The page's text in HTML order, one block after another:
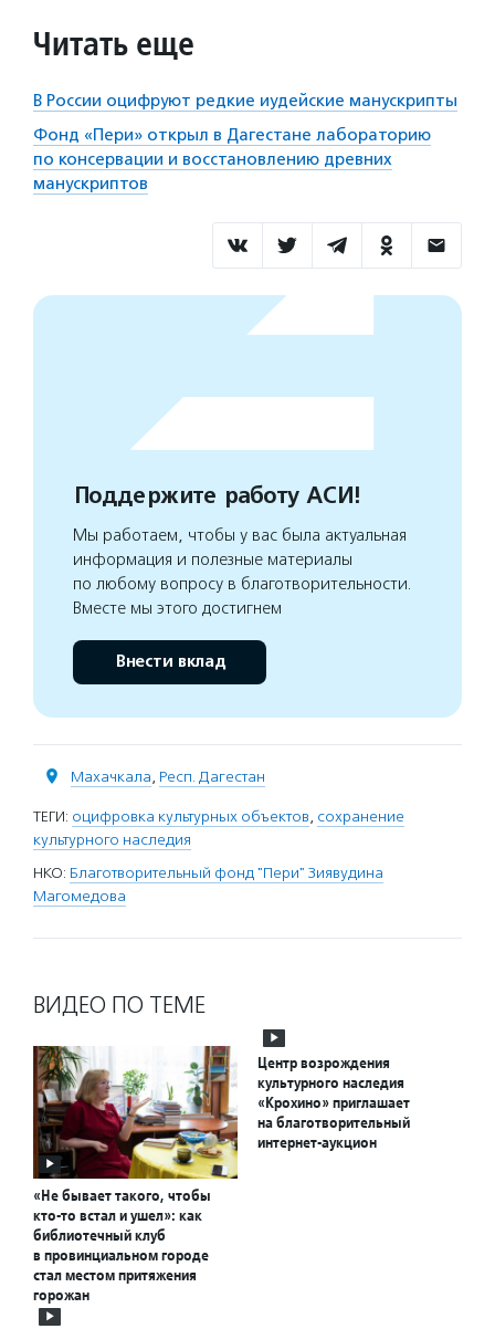
Читать еще
В России оцифруют редкие иудейские манускрипты
Фонд «Пери» открыл в Дагестане лабораторию
по консервации и восстановлению древних
манускриптов
Поддержите работу АСИ!
Мы работаем, чтобы у вас была актуальная
информация и полезные материалы
по любому вопросу в благотворительности.
Вместе мы этого достигнем
Внести вклад
Махачкала, Респ. Дагестан
ТЕГИ: оцифровка культурных объектов, сохранение
культурного наследия
НКО: Благотворительный фонд "Пери" Зиявудина
Магомедова
ВИДЕО ПО ТЕМЕ
«Не бывает такого, чтобы
кто-то встал и ушел»: как
библиотечный клуб
в провинциальном городе
стал местом притяжения
горожан
Центр возрождения
культурного наследия
«Крохино» приглашает
на благотворительный
интернет-аукцион